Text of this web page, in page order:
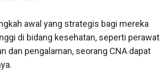
awal yang strategis bagi mereka
di bidang kesehatan, seperti perawat
dan pengalaman, seorang CNA dapat